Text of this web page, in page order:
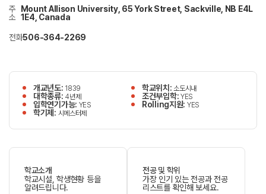
주
소
Mount Allison University, 65 York Street, Sackville, NB E4L
1E4, Canada
전화506-364-2269
개교년도: 1839 학교위치: 소도시내
대학종류: 4년제 조건부입학:YES
입학연기가능: YES Rolling지원: YES
학기제: 시메스터제
학교소개
학교시설, 학생현황 등을
알려드립니다.
전공 및 학위
가장 인기 있는 전공과 전공
리스트를 확인해 보세요.